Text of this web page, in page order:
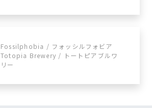
Fossilphobia / フォッシルフォビア
Totopia Brewery / トートピアブルワ
リー